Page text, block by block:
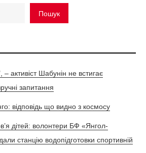
Пошук
– активіст Шабунін не встигає
запитання
відповідь що видно з космосу
дітей: волонтери БФ «Янгол-
станцію водопідготовки спортивній